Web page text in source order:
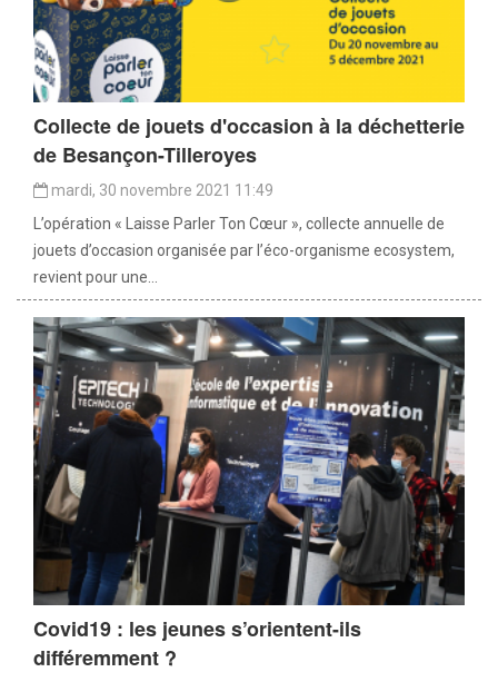
Collecte de jouets d'occasion à la déchetterie
de Besançon-Tilleroyes
mardi, 30 novembre 2021 11:49
L’opération « Laisse Parler Ton Cœur », collecte annuelle de
jouets d’occasion organisée par l’éco-organisme ecosystem,
revient pour une...
Covid19 : les jeunes s’orientent-ils
différemment ?